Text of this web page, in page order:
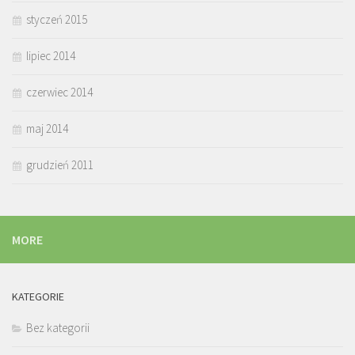
styczeń 2015
lipiec 2014
czerwiec 2014
maj 2014
grudzień 2011
MORE
KATEGORIE
Bez kategorii